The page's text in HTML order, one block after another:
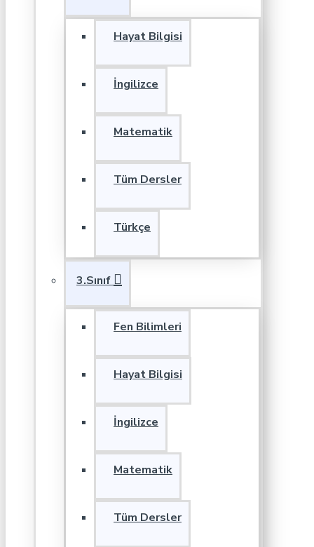
Hayat Bilgisi
İngilizce
Matematik
Tüm Dersler
Türkçe
3.Sınıf
Fen Bilimleri
Hayat Bilgisi
İngilizce
Matematik
Tüm Dersler